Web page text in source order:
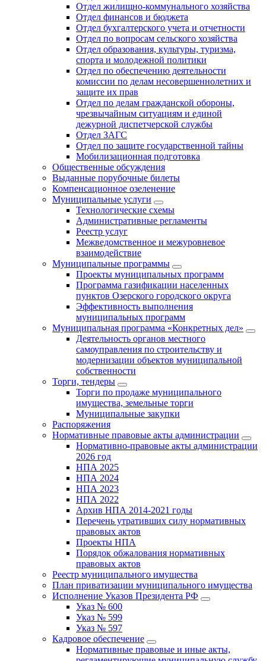
Отдел жилищно-коммунального хозяйства
Отдел финансов и бюджета
Отдел бухгалтерского учета и отчетности
Отдел по вопросам сельского хозяйства
Отдел образования, культуры, туризма,
спорта и молодежной политики
Отдел по обеспечению деятельности
комиссии по делам несовершеннолетних и
защите их прав
Отдел по делам гражданской обороны,
чрезвычайным ситуациям и единой
дежурной диспетчерской службы
Отдел ЗАГС
Отдел по защите государственной тайны
Мобилизационная подготовка
Общественные обсуждения
Выданные порубочные билеты
Компенсационное озеленение
Муниципальные услуги
Технологические схемы
Административные регламенты
Реестр услуг
Межведомственное и межуровневое
взаимодействие
Муниципальные программы
Проекты муниципальных программ
Программа газификации населенных
пунктов Озерского городского округа
Эффективность выполнения
муниципальных программ
Муниципальная программа «Конкретных дел»
Деятельность органов местного
самоуправления по строительству и
модернизации объектов муниципальной
собственности
Торги, тендеры
Торги по продаже муниципального
имущества, земельные торги
Муниципальные закупки
Распоряжения
Нормативные правовые акты администрации
Нормативно-правовые акты администрации
2026 год
НПА 2025
НПА 2024
НПА 2023
НПА 2022
Архив НПА 2014-2021 годы
Перечень утративших силу нормативных
правовых актов
Проекты НПА
Порядок обжалования нормативных
правовых актов
Реестр муниципального имущества
План приватизации муниципального имущества
Исполнение Указов Президента РФ
Указ № 600
Указ № 599
Указ № 597
Кадровое обеспечение
Нормативные правовые и иные акты,